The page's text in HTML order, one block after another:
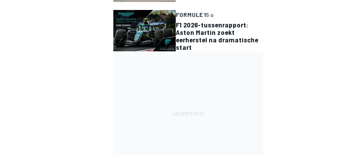
FORMULE 15 u
F1 2026-tussenrapport:
Aston Martin zoekt
eerherstel na dramatische
start